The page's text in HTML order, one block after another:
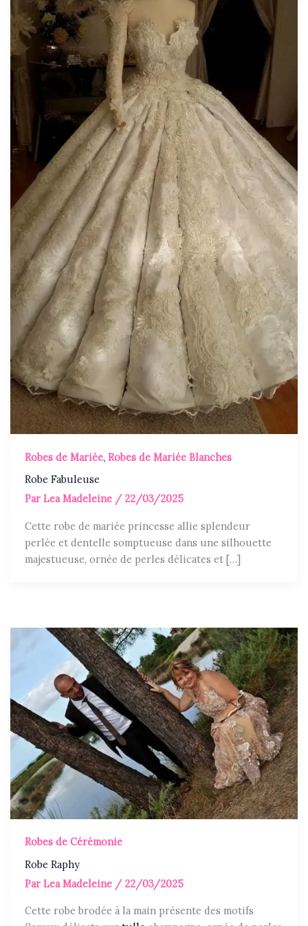
Robes de Mariée,Robes de Mariée Blanches
Robe Fabuleuse
ParLea Madeleine / 22/03/2025
Cette robe de mariée princesse allie splendeur
perlée et dentelle somptueuse dans une silhouette
majestueuse, ornée de perles délicates et […]
Robes de Cérémonie
Robe Raphy
ParLea Madeleine / 22/03/2025
Cette robe brodée à la main présente des motifs